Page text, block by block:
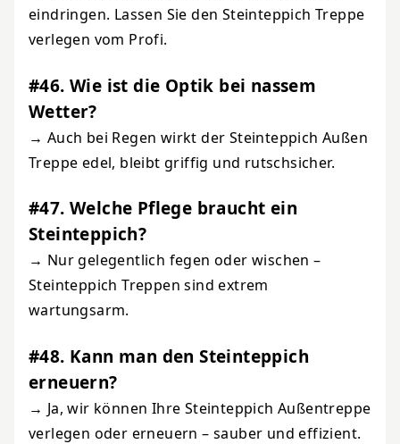
eindringen. Lassen Sie den Steinteppich Treppe
verlegen vom Profi.
#46. Wie ist die Optik bei nassem
Wetter?
→ Auch bei Regen wirkt der Steinteppich Außen
Treppe edel, bleibt griffig und rutschsicher.
#47. Welche Pflege braucht ein
Steinteppich?
→ Nur gelegentlich fegen oder wischen –
Steinteppich Treppen sind extrem
wartungsarm.
#48. Kann man den Steinteppich
erneuern?
→ Ja, wir können Ihre Steinteppich Außentreppe
verlegen oder erneuern – sauber und effizient.